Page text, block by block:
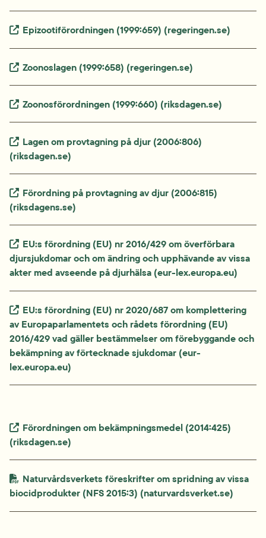
Extern länk.
Epizootiförordningen (1999:659) (regeringen.se)
Extern länk.
Zoonoslagen (1999:658) (regeringen.se)
Extern länk.
Zoonosförordningen (1999:660) (riksdagen.se)
Extern länk.
Lagen om provtagning på djur (2006:806)
(riksdagen.se)
Extern länk.
Förordning på provtagning av djur (2006:815)
(riksdagens.se)
Extern länk.
EU:s förordning (EU) nr 2016/429 om överförbara
djursjukdomar och om ändring och upphävande av vissa
akter med avseende på djurhälsa (eur-lex.europa.eu)
Extern länk.
EU:s förordning (EU) nr 2020/687 om komplettering
av Europaparlamentets och rådets förordning (EU)
2016/429 vad gäller bestämmelser om förebyggande och
bekämpning av förtecknade sjukdomar (eur-
lex.europa.eu)
Extern länk.
Förordningen om bekämpningsmedel (2014:425)
(riksdagen.se)
PDF-fil.
Naturvårdsverkets föreskrifter om spridning av vissa
biocidprodukter (NFS 2015:3) (naturvardsverket.se)